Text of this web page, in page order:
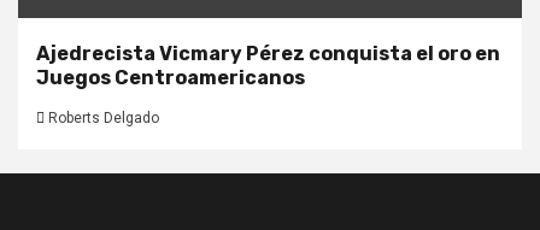
Ajedrecista Vicmary Pérez conquista el oro en
Juegos Centroamericanos
Roberts Delgado